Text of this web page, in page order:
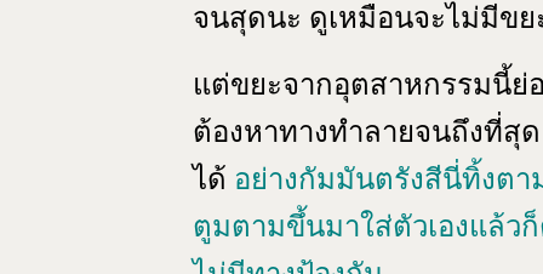
จนสุดนะ ดูเหมือนจะไม่มีขย
แต่ขยะจากอุตสาหกรรมนี้ย่
ต้องหาทางทำลายจนถึงที่สุ
ได้ อย่างกัมมันตรังสีนี่ทิ้งตา
ตูมตามขึ้นมาใส่ตัวเองแล้ว